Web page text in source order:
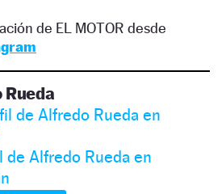
de EL MOTOR desde
de Alfredo Rueda en
de Alfredo Rueda en